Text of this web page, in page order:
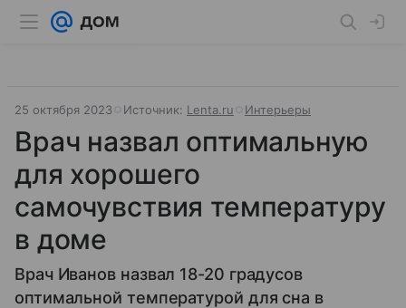
25 октября 2023 Источник: Lenta.ru Интерьеры
Врач назвал оптимальную
для хорошего
самочувствия температуру
в доме
Врач Иванов назвал 18-20 градусов
оптимальной температурой для сна в